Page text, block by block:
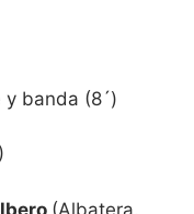
banda (8´)
(Albatera,